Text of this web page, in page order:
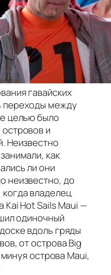
гавайских
переходы между
целью было
и
Неизвестно
как
ли они
неизвестно, до
владелец
Kai Hot Sails Maui —
одиночный
вдоль гряды
от острова Big
острова Maui,